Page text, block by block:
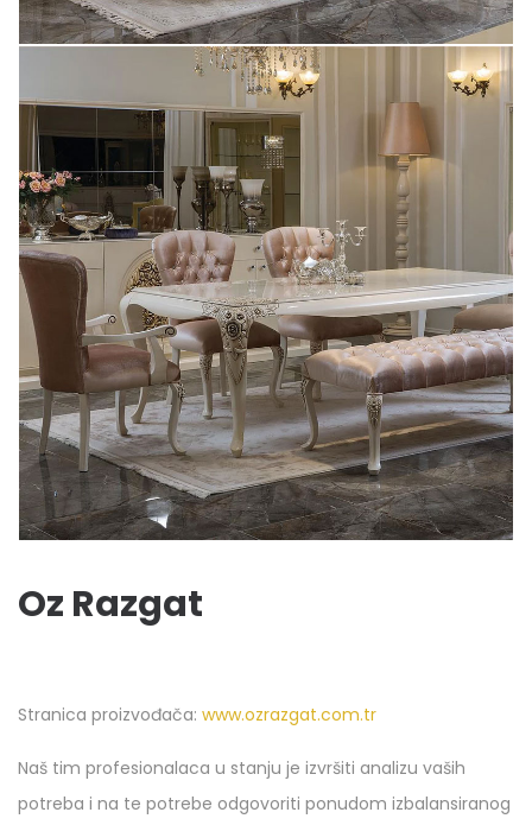
Oz Razgat
Stranica proizvođača: www.ozrazgat.com.tr
Naš tim profesionalaca u stanju je izvršiti analizu vaših
potreba i na te potrebe odgovoriti ponudom izbalansiranog